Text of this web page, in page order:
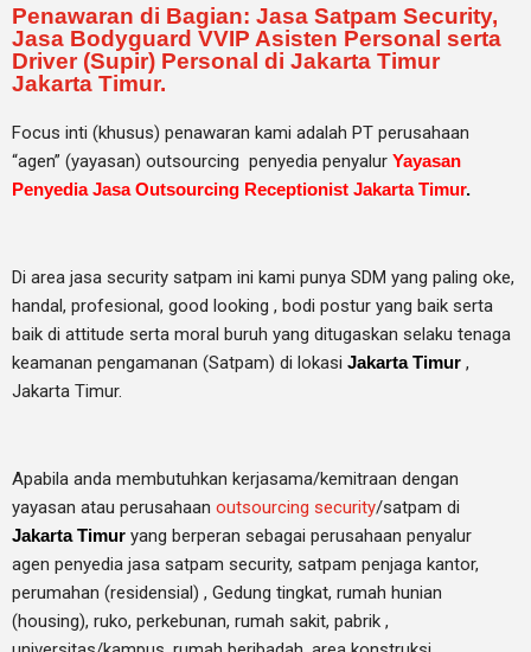
Penawaran di Bagian: Jasa Satpam Security,
Jasa Bodyguard VVIP Asisten Personal serta
Driver (Supir) Personal di Jakarta Timur
Jakarta Timur.
Focus inti (khusus) penawaran kami adalah PT perusahaan
“agen” (yayasan) outsourcing penyedia penyalur Yayasan
Penyedia Jasa Outsourcing Receptionist Jakarta Timur.
Di area jasa security satpam ini kami punya SDM yang paling oke,
handal, profesional, good looking , bodi postur yang baik serta
baik di attitude serta moral buruh yang ditugaskan selaku tenaga
keamanan pengamanan (Satpam) di lokasi Jakarta Timur ,
Jakarta Timur.
Apabila anda membutuhkan kerjasama/kemitraan dengan
yayasan atau perusahaan outsourcing security/satpam di
Jakarta Timur yang berperan sebagai perusahaan penyalur
agen penyedia jasa satpam security, satpam penjaga kantor,
perumahan (residensial) , Gedung tingkat, rumah hunian
(housing), ruko, perkebunan, rumah sakit, pabrik ,